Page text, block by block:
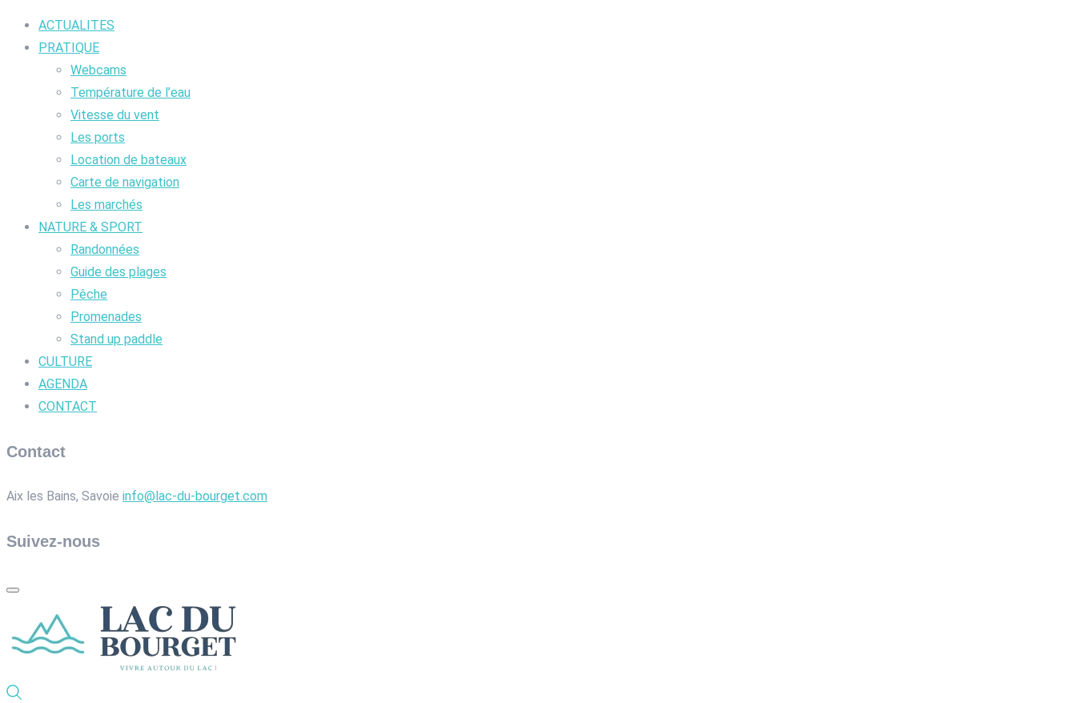
ACTUALITES
PRATIQUE
Webcams
Température de l’eau
Vitesse du vent
Les ports
Location de bateaux
Carte de navigation
Les marchés
NATURE & SPORT
Randonnées
Guide des plages
Pêche
Promenades
Stand up paddle
CULTURE
AGENDA
CONTACT
Contact
Aix les Bains, Savoie info@lac-du-bourget.com
Suivez-nous